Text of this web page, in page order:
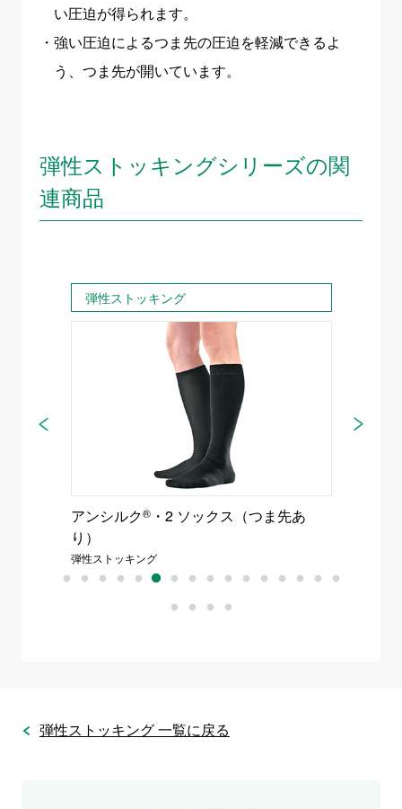
い圧迫が得られます。
強い圧迫によるつま先の圧迫を軽減できるよ
う、つま先が開いています。
弾性ストッキングシリーズの関
連商品
弾性ストッキング
アンシルク®・2 ソックス（つま先あ
り）
弾性ストッキング
弾性ストッキング 一覧に戻る